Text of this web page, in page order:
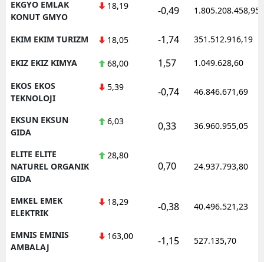
EKGYO EMLAK
KONUT GMYO
18,19 -0,49 1.805.208.458,95
EKIM EKIM TURIZM 18,05 -1,74 351.512.916,19
EKIZ EKIZ KIMYA 68,00 1,57 1.049.628,60
EKOS EKOS
TEKNOLOJI
5,39 -0,74 46.846.671,69
EKSUN EKSUN
GIDA
6,03 0,33 36.960.955,05
ELITE ELITE
NATUREL ORGANIK
GIDA
28,80
0,70 24.937.793,80
EMKEL EMEK
ELEKTRIK
18,29 -0,38 40.496.521,23
EMNIS EMINIS
AMBALAJ
163,00 -1,15 527.135,70